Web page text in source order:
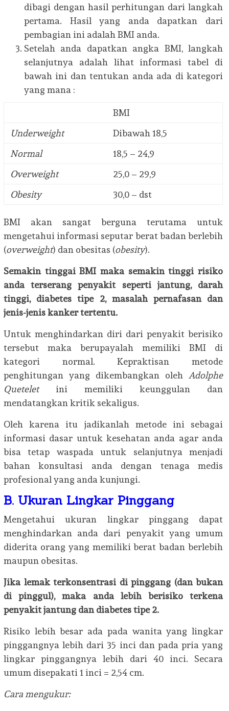
dibagi dengan hasil perhitungan dari langkah
pertama. Hasil yang anda dapatkan dari
pembagian ini adalah BMI anda.
Setelah anda dapatkan angka BMI, langkah
selanjutnya adalah lihat informasi tabel di
bawah ini dan tentukan anda ada di kategori
yang mana :
BMI
Underweight
Dibawah 18,5
Normal
18,5 – 24,9
Overweight
25,0 – 29,9
Obesity
30,0 – dst
BMI akan sangat berguna terutama untuk
mengetahui informasi seputar berat badan berlebih
(overweight) dan obesitas (obesity).
Semakin tinggai BMI maka semakin tinggi risiko
anda terserang penyakit seperti jantung, darah
tinggi, diabetes tipe 2, masalah pernafasan dan
jenis-jenis kanker tertentu.
Untuk menghindarkan diri dari penyakit berisiko
tersebut maka berupayalah memiliki BMI di
kategori normal. Kepraktisan metode
penghitungan yang dikembangkan oleh Adolphe
Queteletini memiliki keunggulan dan
mendatangkan kritik sekaligus.
Oleh karena itu jadikanlah metode ini sebagai
informasi dasar untuk kesehatan anda agar anda
bisa tetap waspada untuk selanjutnya menjadi
bahan konsultasi anda dengan tenaga medis
profesional yang anda kunjungi.
B. Ukuran Lingkar Pinggang
Mengetahui ukuran lingkar pinggang dapat
menghindarkan anda dari penyakit yang umum
diderita orang yang memiliki berat badan berlebih
maupun obesitas.
Jika lemak terkonsentrasi di pinggang (dan bukan
di pinggul), maka anda lebih berisiko terkena
penyakit jantung dan diabetes tipe 2.
Risiko lebih besar ada pada wanita yang lingkar
pinggangnya lebih dari 35 inci dan pada pria yang
lingkar pinggangnya lebih dari 40 inci. Secara
umum disepakati 1 inci = 2,54 cm.
Cara mengukur: